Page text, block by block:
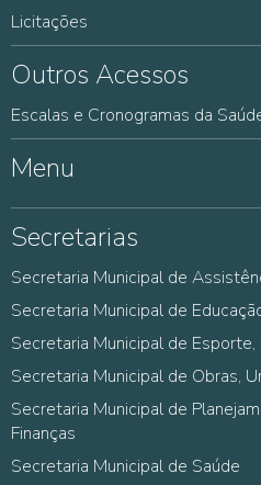
Licitações
Outros Acessos
Escalas e Cronogramas da
Menu
Secretarias
Secretaria Municipal de
Secretaria Municipal de
Secretaria Municipal de Esporte,
Secretaria Municipal de Obras,
Secretaria Municipal de
Finanças
Secretaria Municipal de Saúde